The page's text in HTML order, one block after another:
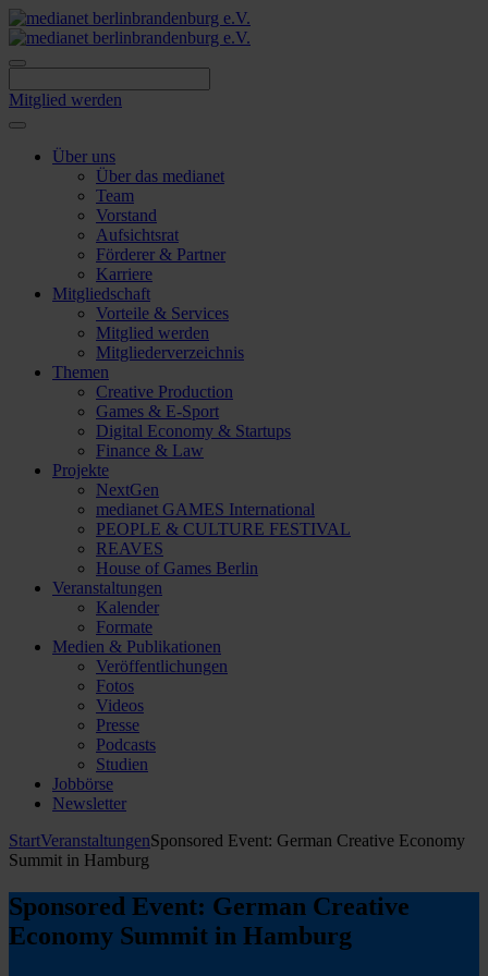
Skip
to
content
Mitglied werden
Über uns
Über das medianet
Team
Vorstand
Aufsichtsrat
Förderer & Partner
Karriere
Mitgliedschaft
Vorteile & Services
Mitglied werden
Mitgliederverzeichnis
Themen
Creative Production
Games & E-Sport
Digital Economy & Startups
Finance & Law
Projekte
NextGen
medianet GAMES International
PEOPLE & CULTURE FESTIVAL
REAVES
House of Games Berlin
Veranstaltungen
Kalender
Formate
Medien & Publikationen
Veröffentlichungen
Fotos
Videos
Presse
Podcasts
Studien
Jobbörse
Newsletter
StartVeranstaltungenSponsored Event: German Creative Economy
Summit in Hamburg
Sponsored Event: German Creative
Economy Summit in Hamburg